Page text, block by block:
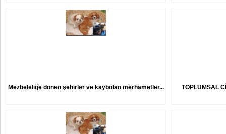
Mezbeleliğe dönen şehirler ve kaybolan merhametler... TOPLUMSAL